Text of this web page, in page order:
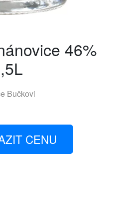
46%
Bučkovi
CENU